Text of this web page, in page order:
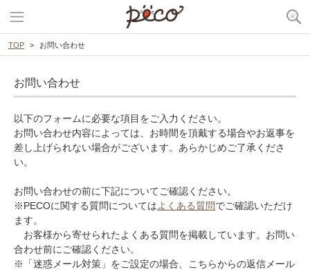
TOP お問い合わせ
お問い合わせ
以下のフォームに必要な項目をご入力ください。
お問い合わせ内容によっては、お時間を頂戴する場合やお返事を
差し上げられない場合がございます。あらかじめご了承くださ
い。
お問い合わせの前に下記についてご確認ください。
※PECOに関する質問についてはよくある質問でご確認いただけ
ます。
お客様から寄せられたよくある質問を掲載しています。お問い
合わせ前にご確認ください。
※「迷惑メール対策」をご設定の場合、こちらからの返信メール